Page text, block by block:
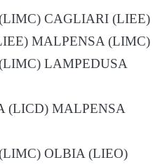
CAGLIARI (LIEE)
MALPENSA (LIMC)
LAMPEDUSA
(LICD) MALPENSA
OLBIA (LIEO)